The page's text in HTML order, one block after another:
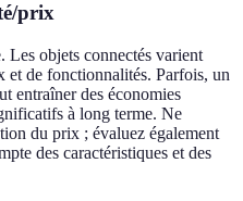
prix
Les objets connectés varient
et de fonctionnalités. Parfois, un
entraîner des économies
à long terme. Ne
du prix ; évaluez également
des caractéristiques et des